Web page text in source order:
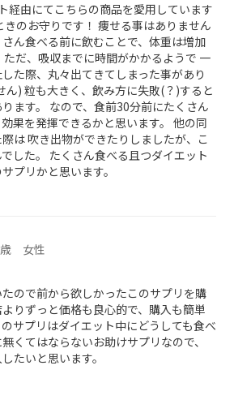
経由にてこちらの商品を愛用しています
のお守りです！ 痩せる事はありません
ん食べる前に飲むことで、体重は増加
ただ、吸収までに時間がかかるようで 一
た際、丸々出てきてしまった事があり
) 粒も大きく、飲み方に失敗(？)すると
ます。 なので、食前30分前にたくさん
果を発揮できるかと思います。 他の同
は 吹き出物ができたりしましたが、こ
した。 たくさん食べる且つダイエット
プリかと思います。
女性
ので前から欲しかったこのサプリを購
りずっと価格も良心的で、購入も簡単
サプリはダイエット中にどうしても食べ
くてはならないお助けサプリなので、
たいと思います。